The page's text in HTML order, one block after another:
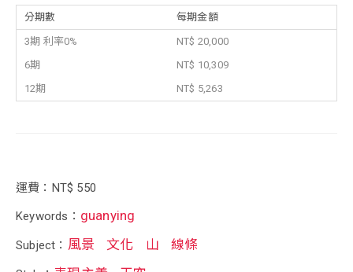
分期數 每期金額
3期 利率0%
NT$ 20,000
6期
NT$ 10,309
12期
NT$ 5,263
運費：NT$ 550
Keywords： guanying
Subject： 風景 文化 山 線條